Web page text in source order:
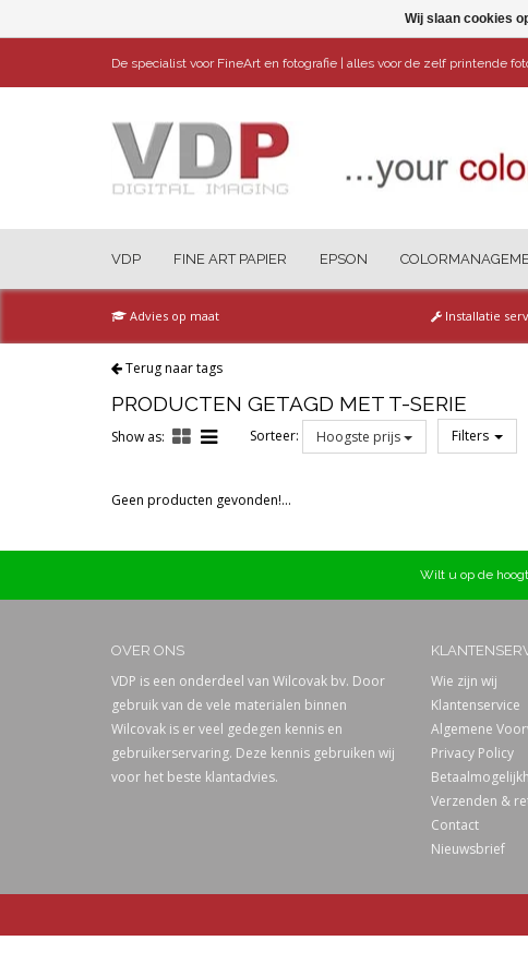
De specialist voor FineArt en fotografie | alles voor de zelf printende
VDP FINE ART PAPIER EPSON
Advies op maat Installatie
Terug naar tags
PRODUCTEN GETAGD MET T-SERIE
Show as: Sorteer: Hoogste prijs Filters
Prijs
Geen producten gevonden!...
Wilt u op de
OVER ONS
VDP is een onderdeel van Wilcovak bv. Door
gebruik van de vele materialen binnen
Wilcovak is er veel gedegen kennis en
gebruikerservaring. Deze kennis gebruiken wij
voor het beste klantadvies.
Wie zijn wij
Klantenservice
Algemene
Privacy Policy
Verzenden &
Contact
Nieuwsbrief
Wij slaan cookies